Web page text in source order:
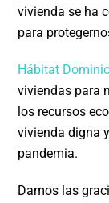
vivienda se ha
para
Hábitat
viviendas para
los recursos
vivienda digna
pandemia.
Damos las